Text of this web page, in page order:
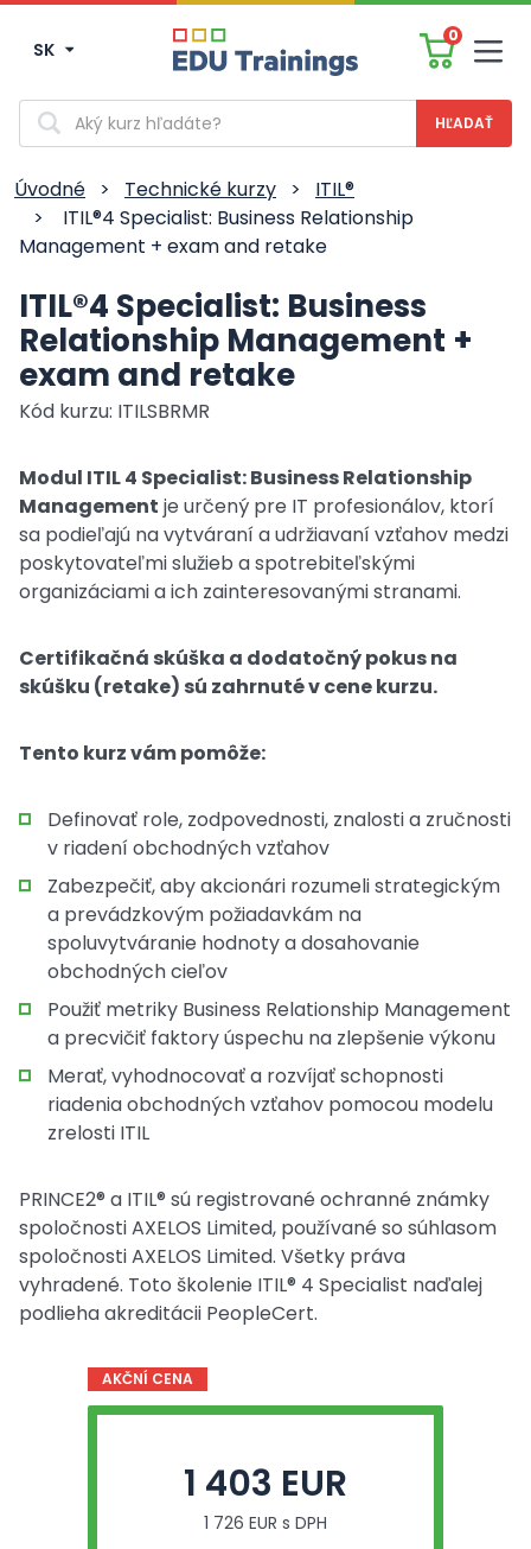
SK
0
Vyhľadávanie
Úvodné > Technické kurzy >
ITIL®
>
ITIL®4 Specialist: Business Relationship
Management + exam and retake
ITIL®4 Specialist: Business
Relationship Management +
exam and retake
Kód kurzu: ITILSBRMR
Modul ITIL 4 Specialist: Business Relationship
Management je určený pre IT profesionálov, ktorí
sa podieľajú na vytváraní a udržiavaní vzťahov medzi
poskytovateľmi služieb a spotrebiteľskými
organizáciami a ich zainteresovanými stranami.
Certifikačná skúška a dodatočný pokus na
skúšku (retake) sú zahrnuté v cene kurzu.
Tento kurz vám pomôže:
Definovať role, zodpovednosti, znalosti a zručnosti
v riadení obchodných vzťahov
Zabezpečiť, aby akcionári rozumeli strategickým
a prevádzkovým požiadavkám na
spoluvytváranie hodnoty a dosahovanie
obchodných cieľov
Použiť metriky Business Relationship Management
a precvičiť faktory úspechu na zlepšenie výkonu
Merať, vyhodnocovať a rozvíjať schopnosti
riadenia obchodných vzťahov pomocou modelu
zrelosti ITIL
PRINCE2® a ITIL® sú registrované ochranné známky
spoločnosti AXELOS Limited, používané so súhlasom
spoločnosti AXELOS Limited. Všetky práva
vyhradené. Toto školenie ITIL® 4 Specialist naďalej
podlieha akreditácii PeopleCert.
AKČNÍ CENA
1 403 EUR
1 726 EUR s DPH